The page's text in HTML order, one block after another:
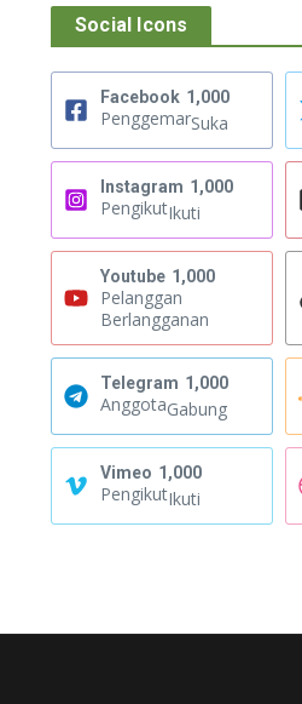
Social Icons
Facebook 1,000
PenggemarSuka
Instagram 1,000
PengikutIkuti
Youtube 1,000
Pelanggan
Berlangganan
Telegram 1,000
AnggotaGabung
Vimeo 1,000
PengikutIkuti